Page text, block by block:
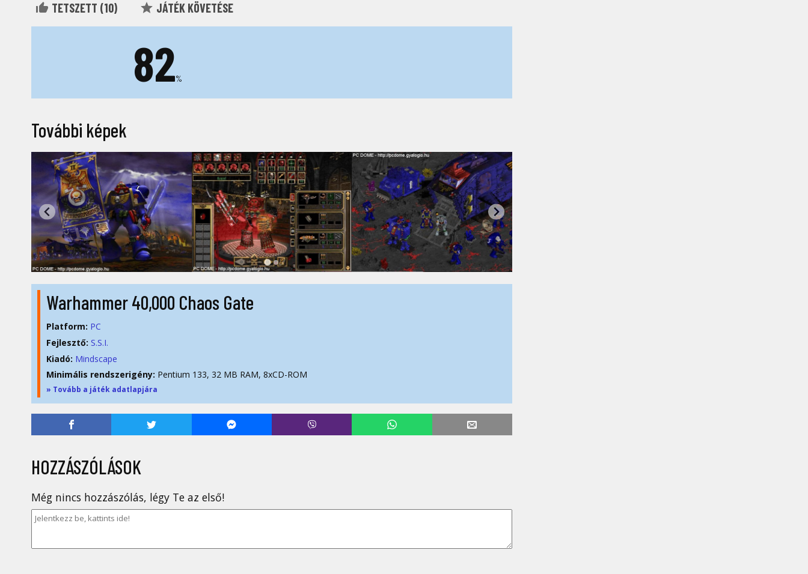
TETSZETT (10) JÁTÉK KÖVETÉSE
82%
További képek
Warhammer 40,000 Chaos Gate
Platform: PC
Fejlesztő: S.S.I.
Kiadó: Mindscape
Minimális rendszerigény: Pentium 133, 32 MB RAM, 8xCD-ROM
» Tovább a játék adatlapjára
HOZZÁSZÓLÁSOK
Még nincs hozzászólás, légy Te az első!